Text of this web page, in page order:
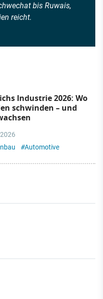
bis Ruwais,
reicht.
Industrie 2026: Wo
schwinden – und
#Automotive